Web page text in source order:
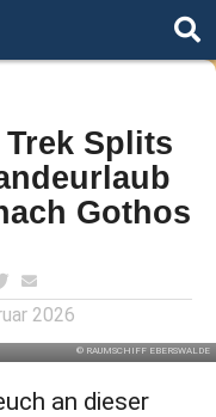
Splits
Gothos
2026
© RAUMSCHIFF EBERSWALDE
an dieser